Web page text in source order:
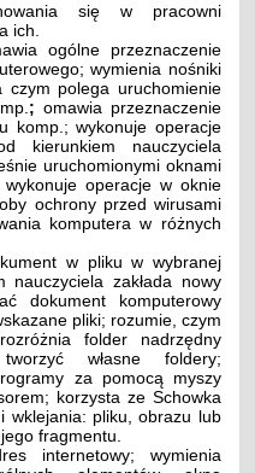
się w pracowni
ich.
ogólne przeznaczenie
wymienia nośniki
czym polega uruchomienie
;omawia przeznaczenie
komp.; wykonuje operacje
kierunkiem nauczyciela
uruchomionymi oknami
operacje w oknie
ochrony przed wirusami
komputera w różnych
w pliku w wybranej
nauczyciela zakłada nowy
dokument komputerowy
pliki; rozumie, czym
folder nadrzędny
własne foldery;
za pomocą myszy
korzysta ze Schowka
wklejania: pliku, obrazu lub
fragmentu.
internetowy; wymienia